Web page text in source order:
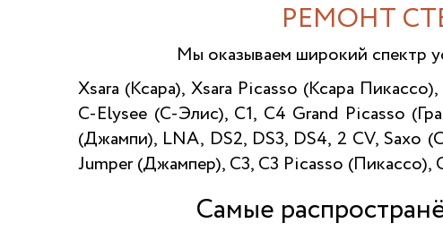
РЕМОНТ
Мы оказываем широкий спектр
Xsara (Ксара), Xsara Picasso (Ксара
C-Elysee (С-Элис), C1, C4 Grand Picasso
(Джампи), LNA, DS2, DS3, DS4, 2 CV, Saxo
Jumper (Джампер), C3, C3 Picasso
Самые